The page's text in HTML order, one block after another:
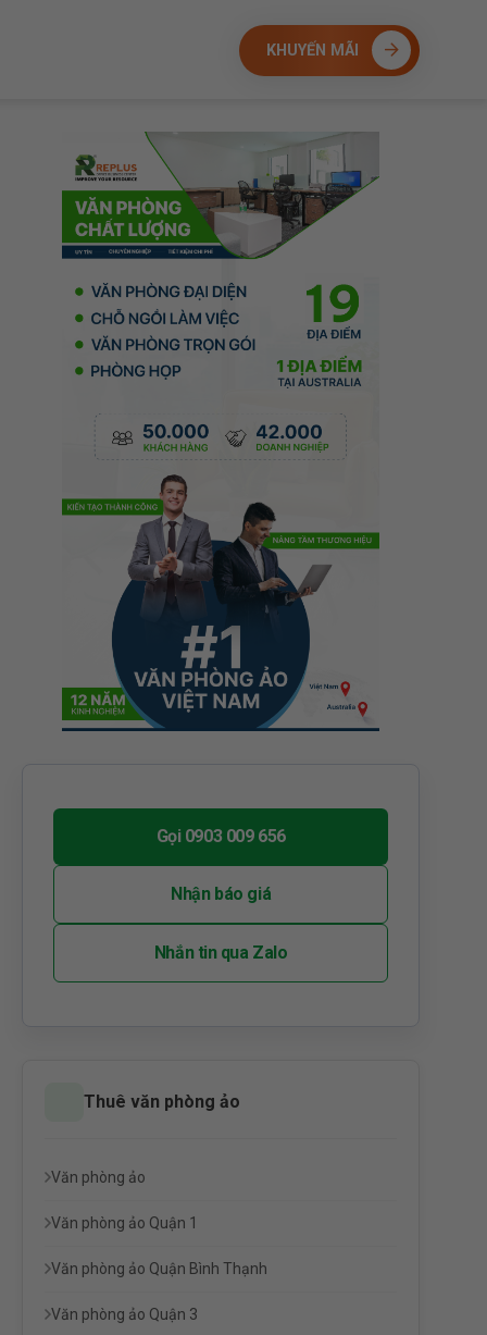
KHUYẾN MÃI
Gọi 0903 009 656
Nhận báo giá
Nhắn tin qua Zalo
Thuê văn phòng ảo
Văn phòng ảo
Văn phòng ảo Quận 1
Văn phòng ảo Quận Bình Thạnh
Văn phòng ảo Quận 3